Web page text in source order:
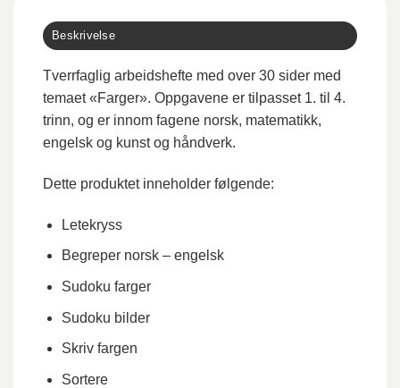
Beskrivelse
Tverrfaglig arbeidshefte med over 30 sider med
temaet «Farger». Oppgavene er tilpasset 1. til 4.
trinn, og er innom fagene norsk, matematikk,
engelsk og kunst og håndverk.
Dette produktet inneholder følgende:
Letekryss
Begreper norsk – engelsk
Sudoku farger
Sudoku bilder
Skriv fargen
Sortere